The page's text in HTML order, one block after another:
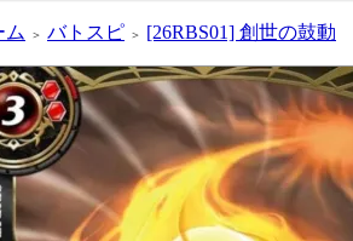
ム ＞ バトスピ ＞ [26RBS01] 創世の鼓動